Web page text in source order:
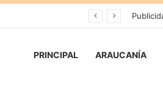
PRINCIPAL ARAUCANÍA